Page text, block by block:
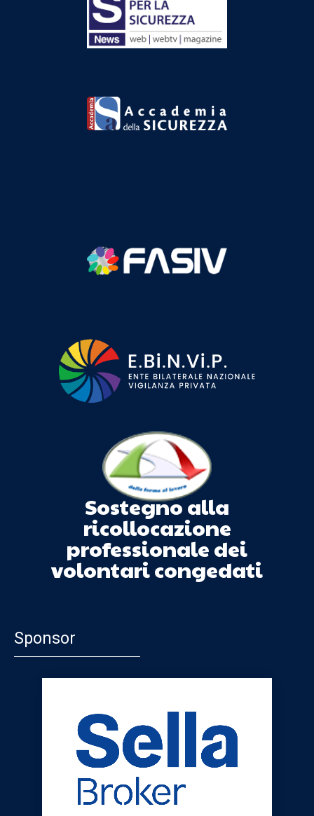
Sostegno alla
ricollocazione
professionale dei
volontari congedati
Sponsor